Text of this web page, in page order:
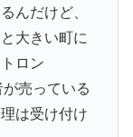
んだけど、
大きい町に
ロン
売っている
は受け付け